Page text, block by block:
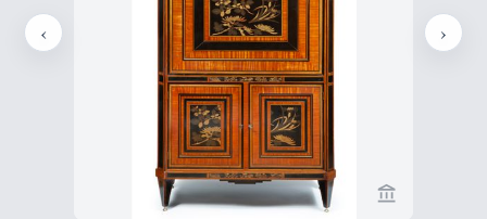
Bekijk
‹ ›